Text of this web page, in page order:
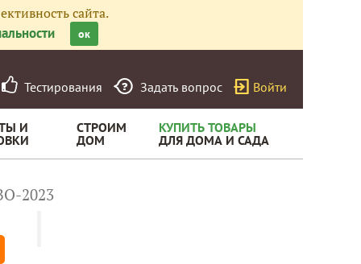
сайта.
ок
Тестирования Задать вопрос Войти
И
СТРОИМ
ДОМ
КУПИТЬ ТОВАРЫ
ДЛЯ ДОМА И САДА
2023